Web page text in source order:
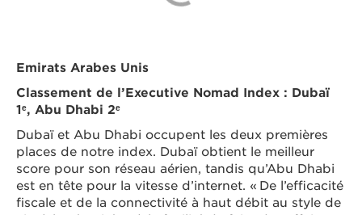
Emirats Arabes Unis
Classement de l’Executive Nomad Index : Dubaï
1ᵉ, Abu Dhabi 2ᵉ
Dubaï et Abu Dhabi occupent les deux premières
places de notre index. Dubaï obtient le meilleur
score pour son réseau aérien, tandis qu’Abu Dhabi
est en tête pour la vitesse d’internet. « De l’efficacité
fiscale et de la connectivité à haut débit au style de